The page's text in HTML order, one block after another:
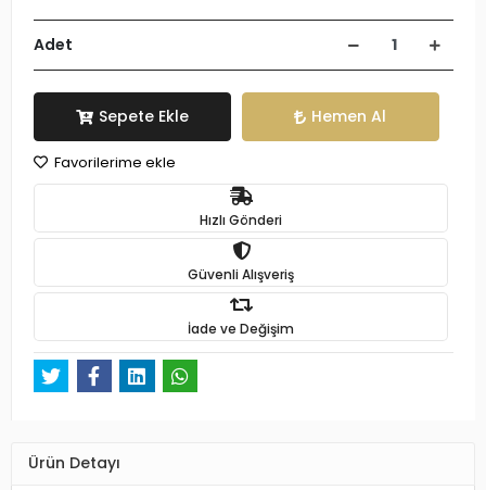
Adet
Sepete Ekle Hemen Al
Favorilerime ekle
Hızlı Gönderi
Güvenli Alışveriş
İade ve Değişim
Ürün Detayı